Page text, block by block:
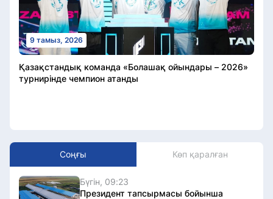
9 тамыз, 2026
Қазақстандық команда «Болашақ ойындары – 2026»
турнирінде чемпион атанды
Соңғы Көп қаралған
Бүгін, 09:23
Президент тапсырмасы бойынша